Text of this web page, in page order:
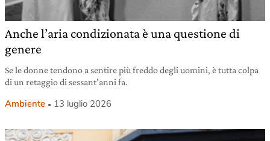
Anche l’aria condizionata è una questione di
genere
Se le donne tendono a sentire più freddo degli uomini, è tutta colpa
di un retaggio di sessant’anni fa.
Ambiente 13 luglio 2026